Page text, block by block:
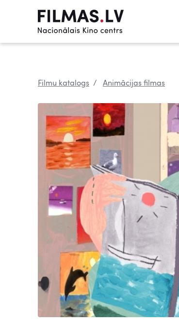
Filmu katalogs Animācijas filmas